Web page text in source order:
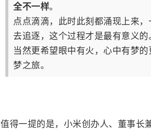
全不一样。
点点滴滴，此时此刻都涌现上来
去追逐，这个过程才是最有意义的
当然更希望眼中有火，心中有梦
梦之旅。
值得一提的是， 小米创办人、董事长